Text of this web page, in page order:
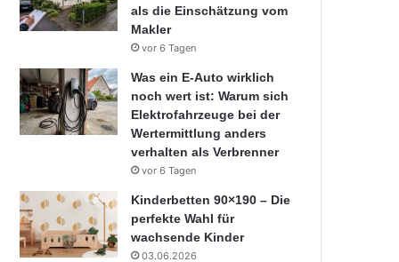
als die Einschätzung vom
Makler
vor 6 Tagen
Was ein E-Auto wirklich
noch wert ist: Warum sich
Elektrofahrzeuge bei der
Wertermittlung anders
verhalten als Verbrenner
vor 6 Tagen
Kinderbetten 90×190 – Die
perfekte Wahl für
wachsende Kinder
03.06.2026